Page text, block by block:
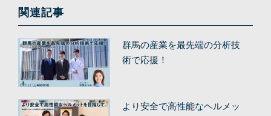
関連記事
群馬の産業を最先端の分析技
術で応援！
より安全で高性能なヘルメッ